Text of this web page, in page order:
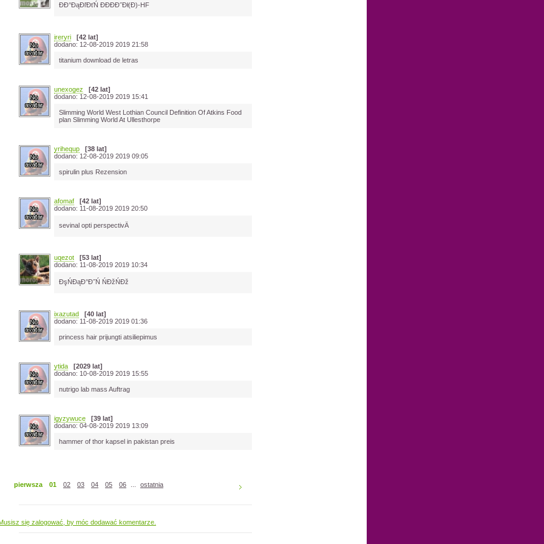
ĐĐ°ĐąĐľĐťŃ ĐĐĐĐ˝Đł(Đ)-HF
ireryri [42 lat]
dodano: 12-08-2019 2019 21:58
titanium download de letras
unexogez [42 lat]
dodano: 12-08-2019 2019 15:41
Slimming World West Lothian Council Definition Of Atkins Food
plan Slimming World At Ullesthorpe
yrihequp [38 lat]
dodano: 12-08-2019 2019 09:05
spirulin plus Rezension
afomaf [42 lat]
dodano: 11-08-2019 2019 20:50
sevinal opti perspectivÄ
uqezot [53 lat]
dodano: 11-08-2019 2019 10:34
ĐşŃĐąĐ°Đ˝Ń ŃĐžŃĐž
ixazutad [40 lat]
dodano: 11-08-2019 2019 01:36
princess hair prijungti atsiliepimus
ytida [2029 lat]
dodano: 10-08-2019 2019 15:55
nutrigo lab mass Auftrag
igyzywuce [39 lat]
dodano: 04-08-2019 2019 13:09
hammer of thor kapsel in pakistan preis
pierwsza 01 02 03 04 05 06 ostatnia
się zalogować, by móc dodawać komentarze.